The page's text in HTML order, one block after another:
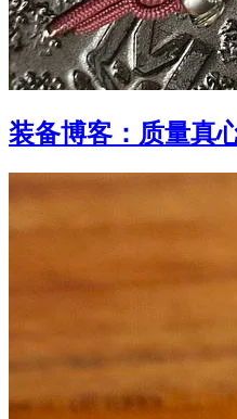
装备博客：质量真